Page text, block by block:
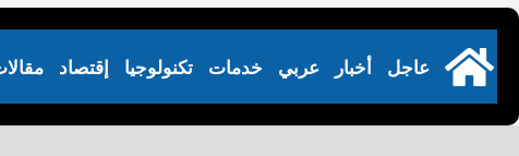
إقتصاد تكنولوجيا خدمات عربي أخبار عاجل